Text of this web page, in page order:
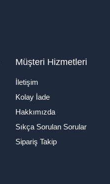
Müşteri Hizmetleri
İletişim
Kolay İade
Hakkımızda
Sıkça Sorulan Sorular
Sipariş Takip